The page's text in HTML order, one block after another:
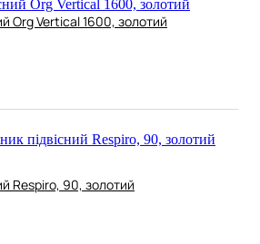
Org Vertical 1600, золотий
Respiro, 90, золотий